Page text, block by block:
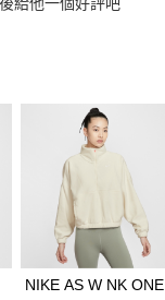
NIKE AS W NK ONE